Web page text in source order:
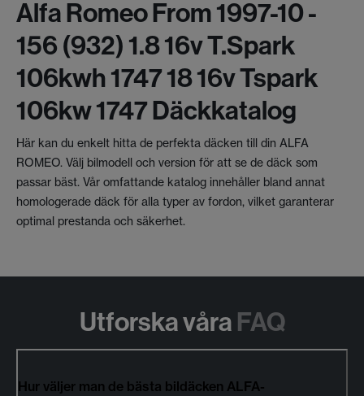
Alfa Romeo From 1997-10 -
156 (932) 1.8 16v T.spark
106kwh 1747 18 16v Tspark
106kw 1747 Däckkatalog
Här kan du enkelt hitta de perfekta däcken till din ALFA
ROMEO. Välj bilmodell och version för att se de däck som
passar bäst. Vår omfattande katalog innehåller bland annat
homologerade däck för alla typer av fordon, vilket garanterar
optimal prestanda och säkerhet.
Utforska våra FAQ
Hur väljer man de bästa bildäcken ALFA-